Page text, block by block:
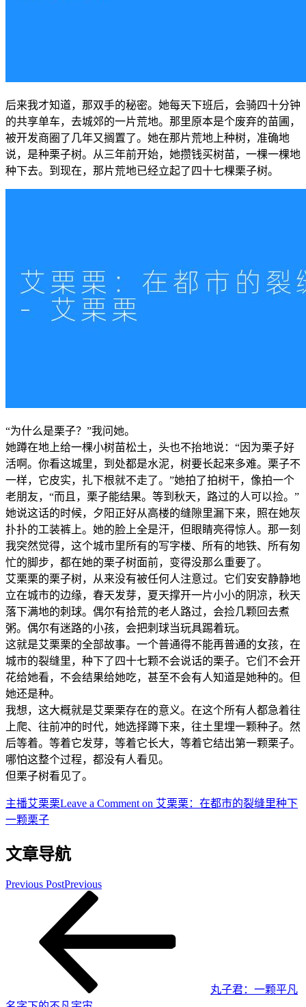
后来我才知道，那双手的秘密。她每天下班后，会骑四十分钟
的共享单车，去城郊的一片荒地。那里原本是个废弃的苗圃，
被开发商圈了几年又搁置了。她在那片荒地上种树，准确地
说，是种栗子树。从三年前开始，她攒钱买树苗，一棵一棵地
种下去。到现在，那片荒地已经立起了四十七棵栗子树。
“为什么是栗子？”我问她。
她蹲在地上给一棵小树苗松土，头也不抬地说：“因为栗子好
活啊。你看这城里，到处都是水泥，树要长起来多难。栗子不
一样，它皮实，扎下根就不走了。”她拍了拍树干，像拍一个
老朋友，“而且，栗子能结果。等到秋天，路过的人可以捡。”
她说这话的时候，夕阳正好从高楼的缝隙里漏下来，照在她灰
扑扑的工装裤上。她的脸上全是汗，但眼睛亮得惊人。那一刻
我突然觉得，这个城市里所有的写字楼、所有的地铁、所有匆
忙的脚步，都在她的栗子树面前，变得没那么重要了。
艾栗栗的栗子树，从来没有被任何人注意过。它们安安静静地
立在城市的边缘，春天发芽，夏天撑开一片小小的阴凉，秋天
落下满地的刺球。偶尔有拾荒的老人路过，会捡几颗回去煮
粥。偶尔有迷路的小孩，会把刺球当玩具踢着玩。
这就是艾栗栗的全部故事。一个普通得不能再普通的女孩，在
城市的裂缝里，种下了四十七颗不会说话的栗子。它们不会开
花给她看，不会结果给她吃，甚至不会有人知道是她种的。但
她还是种。
我想，这大概就是艾栗栗存在的意义。在这个所有人都急着往
上爬、往前冲的时代，她选择蹲下来，往土里埋一颗种子。然
后等着。等着它发芽，等着它长大，等着它结出第一颗栗子。
哪怕这整个过程，都没有人看见。
但栗子树看见了。
主播艾栗栗Leave a Comment on 艾栗栗：在都市的裂缝里种下
一颗栗子
文章导航
Previous PostPrevious
丸子君：一颗平凡